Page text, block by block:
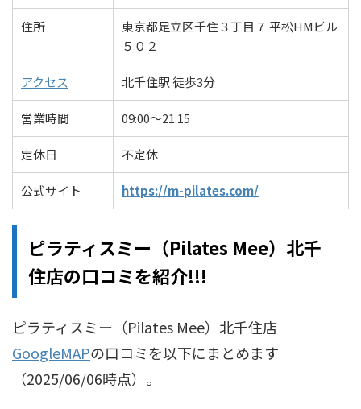
住所
東京都足立区千住３丁目７ 平松HMビル
５０２
アクセス 北千住駅 徒歩3分
営業時間 09:00〜21:15
定休日 不定休
公式サイト https://m-pilates.com/
ピラティスミー（Pilates Mee）北千
住店の口コミを紹介!!!
ピラティスミー（Pilates Mee）北千住店
GoogleMAPの口コミを以下にまとめます
（2025/06/06時点）。